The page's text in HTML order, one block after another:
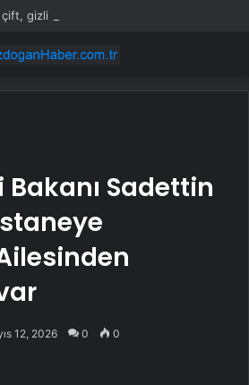
Bakanı Sadettin
12, 2026 0 0